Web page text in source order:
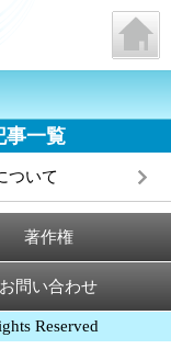
事一覧
ついて
著作権
お問い合わせ
Reserved